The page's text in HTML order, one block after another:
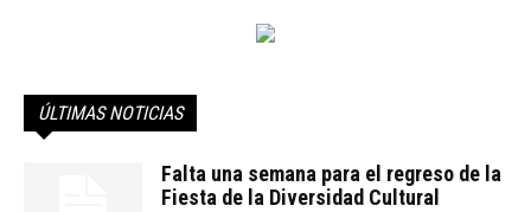
ÚLTIMAS NOTICIAS
Falta una semana para el regreso de la
Fiesta de la Diversidad Cultural